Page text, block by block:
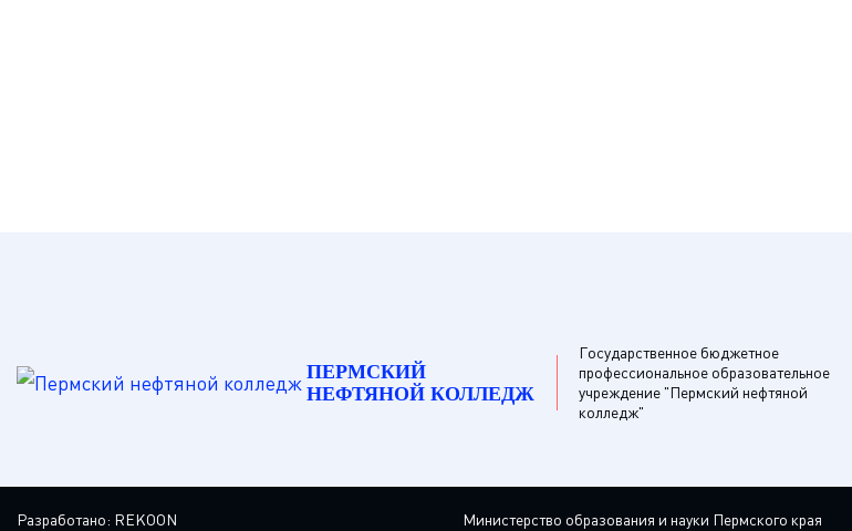
ПЕРМСКИЙ
НЕФТЯНОЙ КОЛЛЕДЖ
Государственное бюджетное
профессиональное образовательное
учреждение "Пермский нефтяной
колледж"
Разработано: REKOON Министерство образования и науки Пермского края